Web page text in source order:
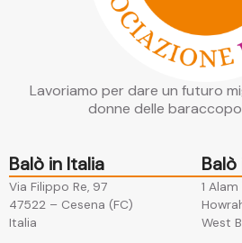
Lavoriamo per dare un futuro
donne delle
Balò in Italia
Via Filippo Re, 97
47522 – Cesena (FC)​
Italia
Balò
1
West